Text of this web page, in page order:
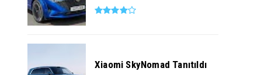
Xiaomi SkyNomad Tanıtıldı